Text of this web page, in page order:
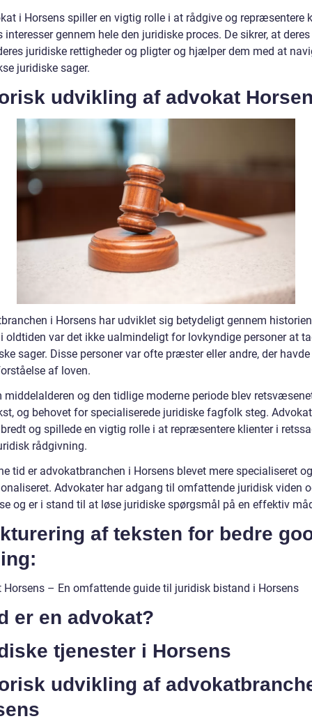
i Horsens spiller en vigtig rolle i at rådgive og repræsentere
interesser gennem hele den juridiske proces. De sikrer, at
juridiske rettigheder og pligter og hjælper dem med at
juridiske sager.
udvikling af advokat
i Horsens har udviklet sig betydeligt gennem
oldtiden var det ikke ualmindeligt for lovkyndige personer at
sager. Disse personer var ofte præster eller andre, der havde
af loven.
middelalderen og den tidlige moderne periode blev
og behovet for specialiserede juridiske fagfolk steg.
og spillede en vigtig rolle i at repræsentere klienter i
rådgivning.
tid er advokatbranchen i Horsens blevet mere specialiseret og
Advokater har adgang til omfattende juridisk viden
og er i stand til at løse juridiske spørgsmål på en effektiv
af teksten for bedre
Horsens – En omfattende guide til juridisk bistand i Horsens
er en advokat?
tjenester i Horsens
udvikling af